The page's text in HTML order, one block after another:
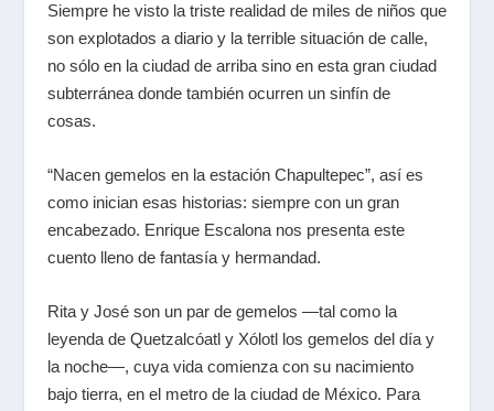
Siempre he visto la triste realidad de miles de niños que
son explotados a diario y la terrible situación de calle,
no sólo en la ciudad de arriba sino en esta gran ciudad
subterránea donde también ocurren un sinfín de
cosas.
“Nacen gemelos en la estación Chapultepec”, así es
como inician esas historias: siempre con un gran
encabezado. Enrique Escalona nos presenta este
cuento lleno de fantasía y hermandad.
Rita y José son un par de gemelos —tal como la
leyenda de Quetzalcóatl y Xólotl los gemelos del día y
la noche—, cuya vida comienza con su nacimiento
bajo tierra, en el metro de la ciudad de México. Para